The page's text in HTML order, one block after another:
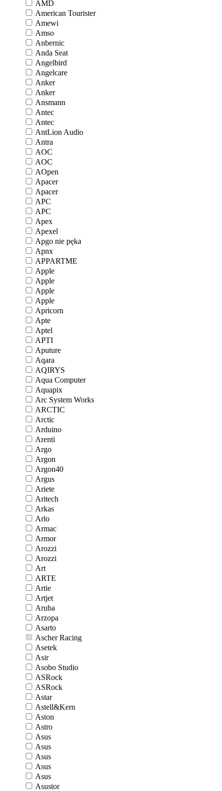
AMD
American Tourister
Amewi
Amso
Anbernic
Anda Seat
Angelbird
Angelcare
Anker
Anker
Ansmann
Antec
Antec
AntLion Audio
Antra
AOC
AOC
AOpen
Apacer
Apacer
APC
APC
Apex
Apexel
Apgo nie pęka
Apnx
APPARTME
Apple
Apple
Apple
Apple
Apricorn
Apte
Aptel
APTI
Aputure
Aqara
AQIRYS
Aqua Computer
Aquapix
Arc System Works
ARCTIC
Arctic
Arduino
Arenti
Argo
Argon
Argon40
Argus
Ariete
Aritech
Arkas
Arlo
Armac
Armor
Arozzi
Arozzi
Art
ARTE
Artie
Artjet
Aruba
Arzopa
Asarto
Ascher Racing
Asetek
Asir
Asobo Studio
ASRock
ASRock
Astar
Astell&Kern
Aston
Astro
Asus
Asus
Asus
Asus
Asus
Asustor